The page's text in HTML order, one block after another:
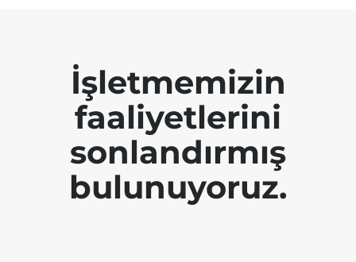
İşletmemizin
faaliyetlerini
sonlandırmış
bulunuyoruz.